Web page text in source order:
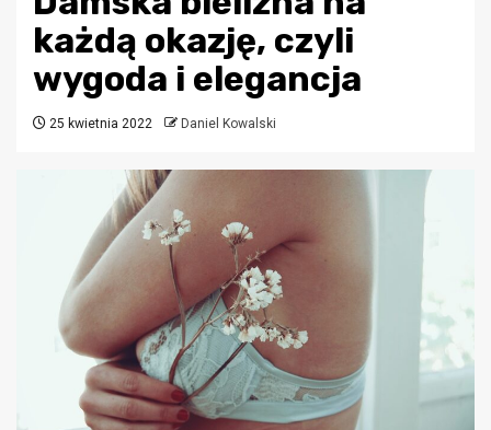
każdą okazję, czyli
wygoda i elegancja
25 kwietnia 2022 Daniel Kowalski